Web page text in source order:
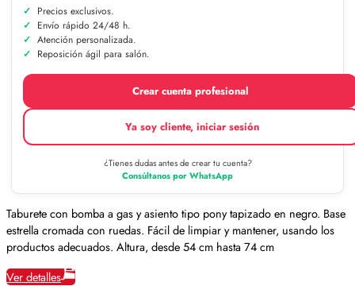
Precios exclusivos.
Envío rápido 24/48 h.
Atención personalizada.
Reposición ágil para salón.
Crear cuenta profesional
Ya soy cliente, iniciar sesión
¿Tienes dudas antes de crear tu cuenta?
Consúltanos por WhatsApp
Taburete con bomba a gas y asiento tipo pony tapizado en negro. Base
estrella cromada con ruedas. Fácil de limpiar y mantener, usando los
productos adecuados. Altura, desde 54 cm hasta 74 cm
Ver detalles